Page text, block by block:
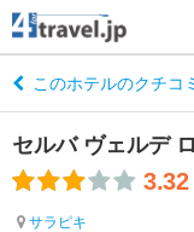
このホテルのクチコ
セルバ ヴェルデ
3.32
サラピキ